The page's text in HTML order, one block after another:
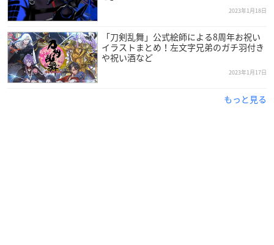
2023年1月18日
「刀剣乱舞」公式絵師による8周年お祝い
イラストまとめ！左文字兄弟のガチ羽付き
や祝い酒など
2023年1月17日
もっと見る